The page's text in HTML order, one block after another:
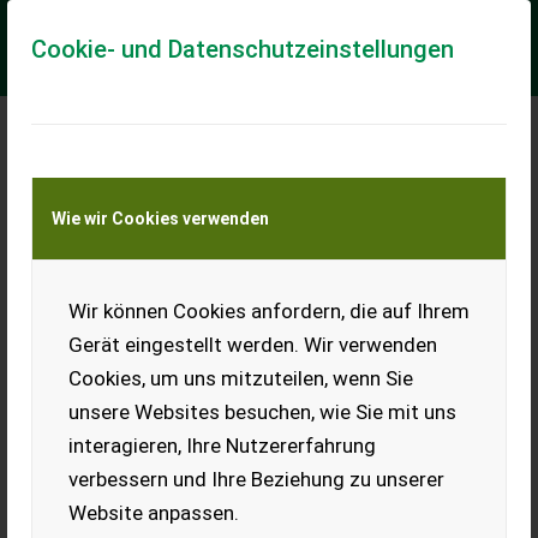
Cookie- und Datenschutzeinstellungen
Wie wir Cookies verwenden
Wir können Cookies anfordern, die auf Ihrem
Gerät eingestellt werden. Wir verwenden
Cookies, um uns mitzuteilen, wenn Sie
unsere Websites besuchen, wie Sie mit uns
interagieren, Ihre Nutzererfahrung
verbessern und Ihre Beziehung zu unserer
Website anpassen.
Meine Transportkostenanfrage
Transport von Land- und Baumaschinen –
KEINE Tiertransporte
Sonstige Förderbänder in verschiedenen
Längen
Förderbänder von 2,5 - 4m
Die Förderbänder können in variablen Längen erworben
werden.
EUR 2.990 inkl. 13% MwSt./Verm.